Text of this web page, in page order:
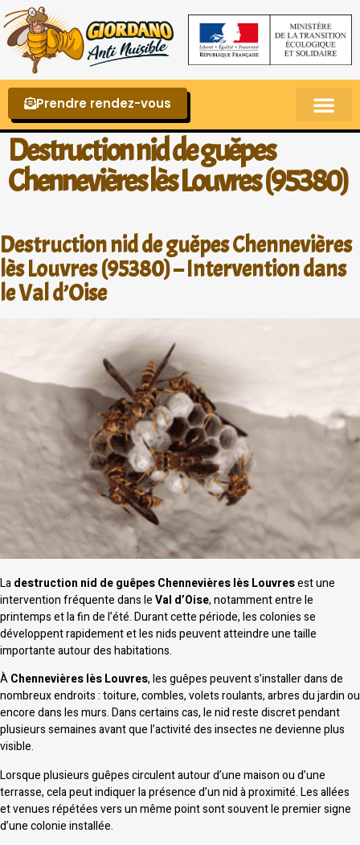
Prendre rendez-vous
Destruction nid de guêpes
Chennevières lès Louvres (95380)
Destruction nid de guêpes Chennevières
lès Louvres (95380) – Intervention dans
le Val d’Oise
Ladestruction nid de guêpes Chennevières lès Louvresest une
intervention fréquente dans leVal d’Oise, notamment entre le
printemps et la fin de l’été. Durant cette période, les colonies se
développent rapidement et les nids peuvent atteindre une taille
importante autour des habitations.
ÀChennevières lès Louvres, les guêpes peuvent s’installer dans de
nombreux endroits : toiture, combles, volets roulants, arbres du jardin ou
encore dans les murs. Dans certains cas, le nid reste discret pendant
plusieurs semaines avant que l’activité des insectes ne devienne plus
visible.
Lorsque plusieurs guêpes circulent autour d’une maison ou d’une
terrasse, cela peut indiquer la présence d’un nid à proximité. Les allées
et venues répétées vers un même point sont souvent le premier signe
d’une colonie installée.